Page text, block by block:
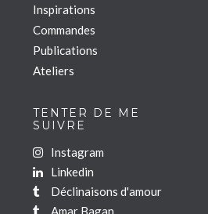
Inspirations
Commandes
Publications
Ateliers
TENTER DE ME
SUIVRE
Instagram
Linkedin
Déclinaisons d'amour
Amar Bagan